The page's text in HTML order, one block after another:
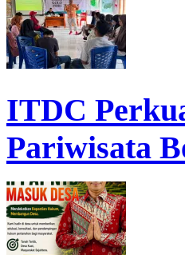
ITDC
Pariwisata